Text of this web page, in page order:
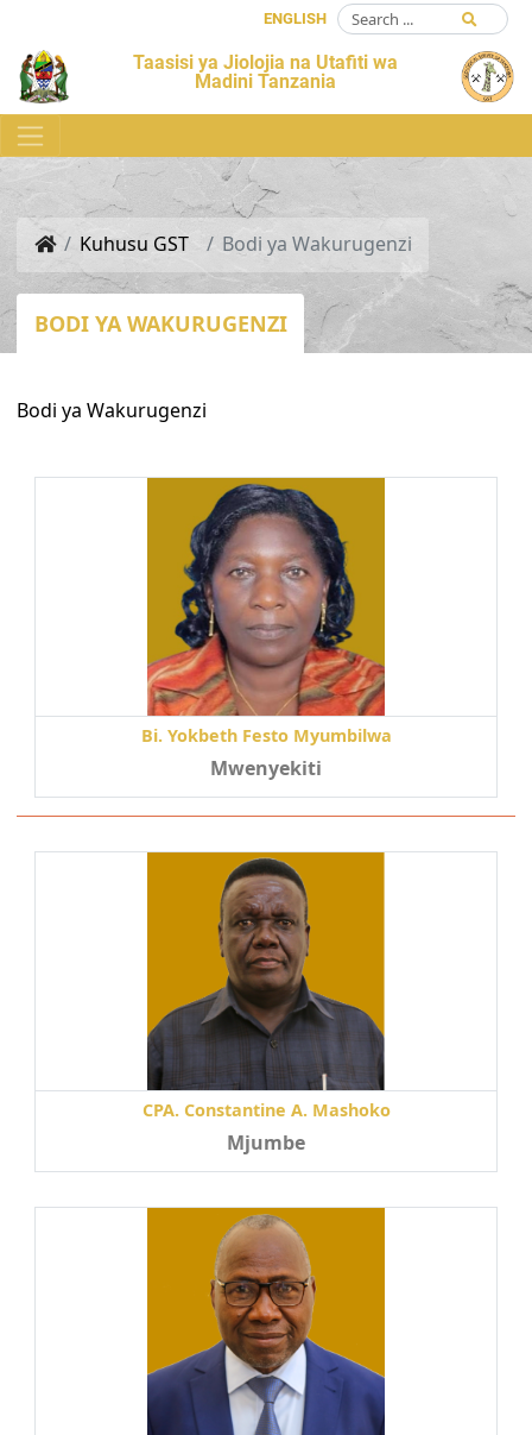
ENGLISH
Taasisi ya Jiolojia na Utafiti wa
Madini Tanzania
Kuhusu GST Bodi ya Wakurugenzi
BODI YA WAKURUGENZI
Bodi ya Wakurugenzi
Bi. Yokbeth Festo Myumbilwa
Mwenyekiti
CPA. Constantine A. Mashoko
Mjumbe